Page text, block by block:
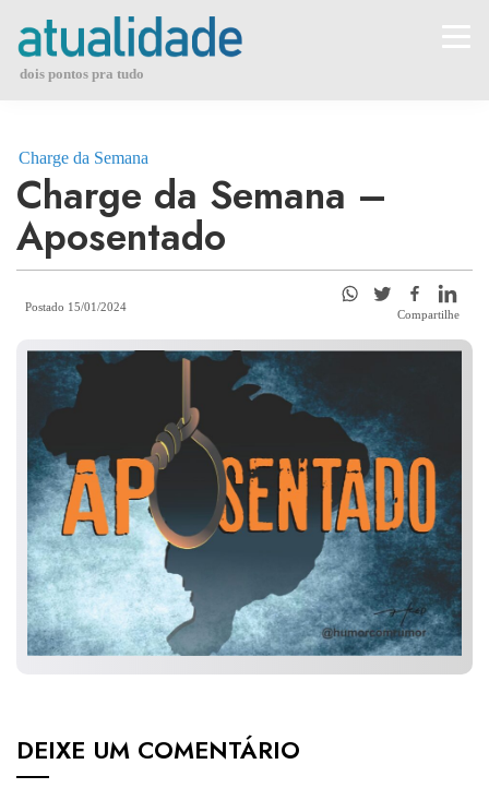
contentdois pontos pra tudo
Charge da Semana
Charge da Semana –
Aposentado
Postado 15/01/2024
Compartilhe
DEIXE UM COMENTÁRIO